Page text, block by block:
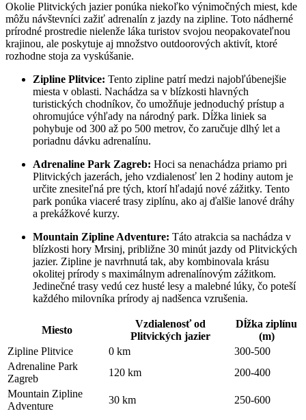
Okolie Plitvických jazier ponúka niekoľko výnimočných miest, kde
môžu návštevníci zažiť adrenalín z jazdy na zipline. Toto nádherné
prírodné prostredie nielenže láka turistov svojou neopakovateľnou
krajinou, ale poskytuje aj množstvo outdoorových aktivít, ktoré
rozhodne stoja za vyskúšanie.
Zipline Plitvice: Tento zipline patrí medzi najobľúbenejšie
miesta v oblasti. Nachádza sa v blízkosti hlavných
turistických chodníkov, čo umožňuje jednoduchý prístup a
ohromujúce výhľady na národný park. Dĺžka liniek sa
pohybuje od 300 až po 500 metrov, čo zaručuje dlhý let a
poriadnu dávku adrenalínu.
Adrenaline Park Zagreb: Hoci sa nenachádza priamo pri
Plitvických jazerách, jeho vzdialenosť len 2 hodiny autom je
určite znesiteľná pre tých, ktorí hľadajú nové zážitky. Tento
park ponúka viaceré trasy ziplínu, ako aj ďalšie lanové dráhy
a prekážkové kurzy.
Mountain Zipline Adventure: Táto atrakcia sa nachádza v
blízkosti hory Mrsinj, približne 30 minút jazdy od Plitvických
jazier. Zipline je navrhnutá tak, aby kombinovala krásu
okolitej prírody s maximálnym adrenalínovým zážitkom.
Jedinečné trasy vedú cez husté lesy a malebné lúky, čo poteší
každého milovníka prírody aj nadšenca vzrušenia.
Miesto
Vzdialenosť od
Plitvických jazier
Dĺžka ziplínu
(m)
Zipline Plitvice
0 km
300-500
Adrenaline Park
Zagreb
120 km
200-400
Mountain Zipline
Adventure
30 km 250-600